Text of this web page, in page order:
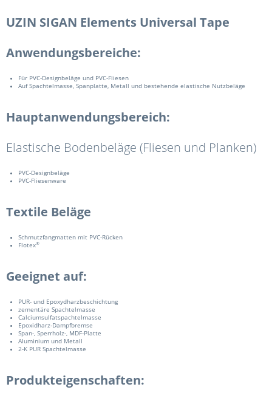
UZIN SIGAN Elements Universal Tape
Anwendungsbereiche:
Für PVC-Designbeläge und PVC-Fliesen
Auf Spachtelmasse, Spanplatte, Metall und bestehende elastische Nutzbeläge
Hauptanwendungsbereich:
Elastische Bodenbeläge (Fliesen und Planken)
PVC-Designbeläge
PVC-Fliesenware
Textile Beläge
Schmutzfangmatten mit PVC-Rücken
Flotex®
Geeignet auf:
PUR- und Epoxydharzbeschichtung
zementäre Spachtelmasse
Calciumsulfatspachtelmasse
Epoxidharz-Dampfbremse
Span-, Sperrholz-, MDF-Platte
Aluminium und Metall
2-K PUR Spachtelmasse
Produkteigenschaften: